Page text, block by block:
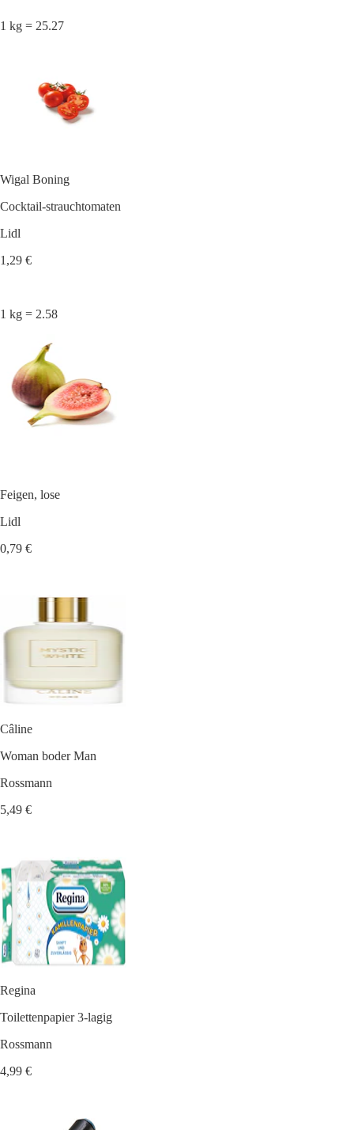
1 kg = 25.27
Wigal Boning
Cocktail-strauchtomaten
Lidl
1,29 €
1 kg = 2.58
Feigen, lose
Lidl
0,79 €
Câline
Woman boder Man
Rossmann
5,49 €
Regina
Toilettenpapier 3-lagig
Rossmann
4,99 €